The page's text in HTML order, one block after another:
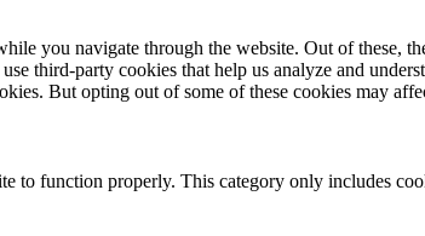
you navigate through the website. Out of these,
third-party cookies that help us analyze and
But opting out of some of these cookies may
to function properly. This category only includes